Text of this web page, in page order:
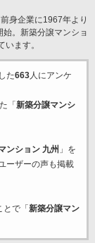
身企業に1967年より
。新築分譲マンショ
ます。
た663人にアンケ
「 新築分譲マンシ
ンション 九州 」を
ーザーの声も掲載
で「 新築分譲マン